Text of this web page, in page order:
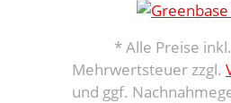
* Alle Preise
Mehrwertsteuer zzgl.
und ggf.